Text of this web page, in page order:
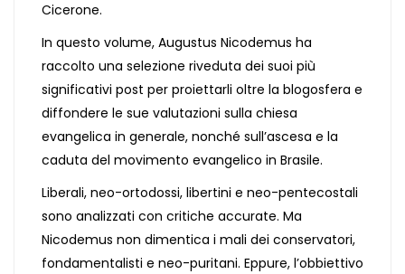
Cicerone.
In questo volume, Augustus Nicodemus ha
raccolto una selezione riveduta dei suoi più
significativi post per proiettarli oltre la blogosfera e
diffondere le sue valutazioni sulla chiesa
evangelica in generale, nonché sull’ascesa e la
caduta del movimento evangelico in Brasile.
Liberali, neo-ortodossi, libertini e neo-pentecostali
sono analizzati con critiche accurate. Ma
Nicodemus non dimentica i mali dei conservatori,
fondamentalisti e neo-puritani. Eppure, l’obbiettivo